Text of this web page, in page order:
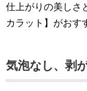
仕上がりの美しさ
カラット】がおす
気泡なし、剥